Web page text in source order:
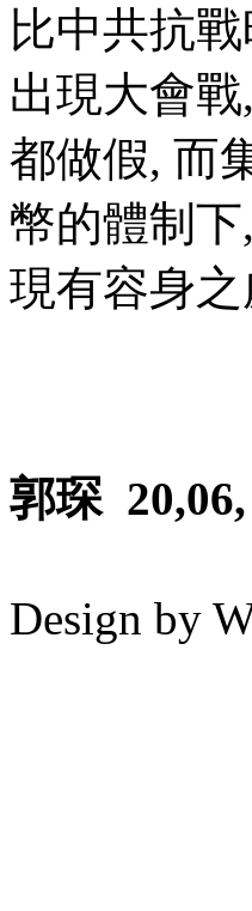
比中共抗
出現大會
都做假, 而
幣的體制
現有容身之
郭琛20,06,
Design by